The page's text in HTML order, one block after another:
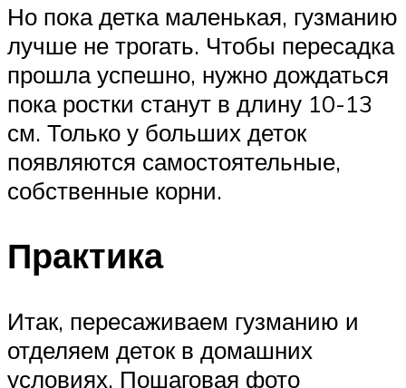
Но пока детка маленькая, гузманию
лучше не трогать. Чтобы пересадка
прошла успешно, нужно дождаться
пока ростки станут в длину 10-13
см. Только у больших деток
появляются самостоятельные,
собственные корни.
Практика
Итак, пересаживаем гузманию и
отделяем деток в домашних
условиях. Пошаговая фото